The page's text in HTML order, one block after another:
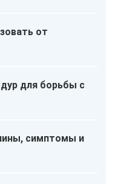
от
для борьбы с
симптомы и